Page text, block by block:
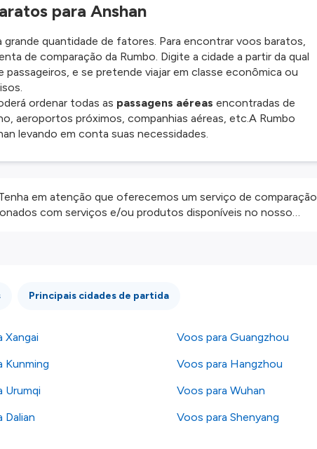
para Anshan
quantidade de fatores. Para encontrar voos baratos,
de comparação da Rumbo. Digite a cidade a partir da qual
e se pretende viajar em classe econômica ou
ordenar todas as passagens aéreas encontradas de
aeroportos próximos, companhias aéreas, etc.A Rumbo
levando em conta suas necessidades.
em atenção que oferecemos um serviço de comparação
com serviços e/ou produtos disponíveis no nosso
Principais cidades de partida
Xangai Voos para Guangzhou
Kunming Voos para Hangzhou
Urumqi Voos para Wuhan
Dalian Voos para Shenyang